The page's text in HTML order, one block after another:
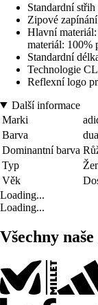
Standardní střih
Zipové zapínání
Hlavní
materiál: 100%
Standardní
Technologie
Reflexní logo
Další informace
Marki
Barva
Dominantní barva
Typ
Věk
Loading...
Loading...
Všechny